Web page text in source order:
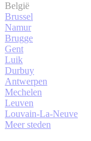
België
Brussel
Namur
Brugge
Gent
Luik
Durbuy
Antwerpen
Mechelen
Leuven
Louvain-La-Neuve
Meer steden